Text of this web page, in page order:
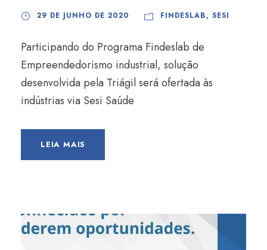
29 DE JUNHO DE 2020 FINDESLAB, SESI
Participando do Programa Findeslab de
Empreendedorismo industrial, solução
desenvolvida pela Triágil será ofertada às
indústrias via Sesi Saúde
LEIA MAIS